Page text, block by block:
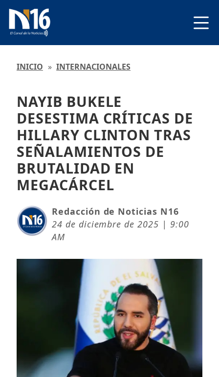
INICIO » INTERNACIONALES
NAYIB BUKELE
DESESTIMA CRÍTICAS DE
HILLARY CLINTON TRAS
SEÑALAMIENTOS DE
BRUTALIDAD EN
MEGACÁRCEL
Redacción de Noticias N16
24 de diciembre de 2025 | 9:00
AM